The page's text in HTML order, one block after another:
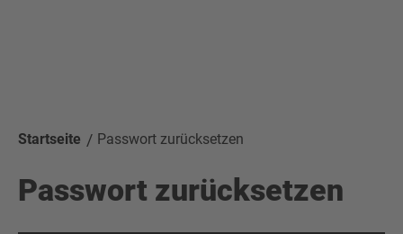
Startseite Passwort zurücksetzen
Passwort zurücksetzen